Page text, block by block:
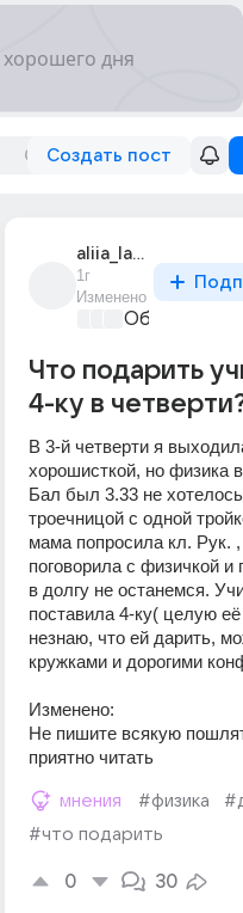
Создать пост
aliia_larionovna
1г
Изменено
Что подарить
4-ку в
В 3-й четверти я
хорошисткой, но физика
Бал был 3.33 не
троечницой с одной
мама попросила кл. Рук.
поговорила с физичкой и
в долгу не останемся.
поставила 4-ку( целую
незнаю, что ей дарить,
кружками и дорогими
Изменено:
Не пишите всякую
приятно читать
мнения #физика
#что подарить
0 30